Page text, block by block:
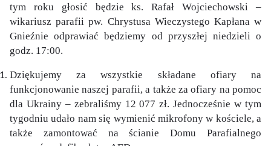
tym roku głosić będzie ks. Rafał Wojciechowski –
wikariusz parafii pw. Chrystusa Wieczystego Kapłana w
Gnieźnie odprawiać będziemy od przyszłej niedzieli o
godz. 17:00.
Dziękujemy za wszystkie składane ofiary na
funkcjonowanie naszej parafii, a także za ofiary na pomoc
dla Ukrainy – zebraliśmy 12 077 zł. Jednocześnie w tym
tygodniu udało nam się wymienić mikrofony w kościele, a
także zamontować na ścianie Domu Parafialnego